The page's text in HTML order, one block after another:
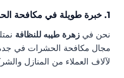
1. خبرة طويلة في مكافحة الحشرات
نحن في زهرة طيبه للنظافة
مجال مكافحة الحشرات في جدة.
لآلاف العملاء من المنازل